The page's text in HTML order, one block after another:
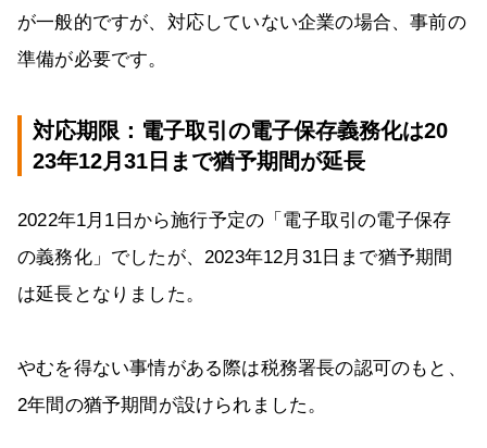
が一般的ですが、対応していない企業の場合、事前の
準備が必要です。
対応期限：電子取引の電子保存義務化は20
23年12月31日まで猶予期間が延長
2022年1月1日から施行予定の「電子取引の電子保存
の義務化」でしたが、2023年12月31日まで猶予期間
は延長となりました。
やむを得ない事情がある際は税務署長の認可のもと、
2年間の猶予期間が設けられました。